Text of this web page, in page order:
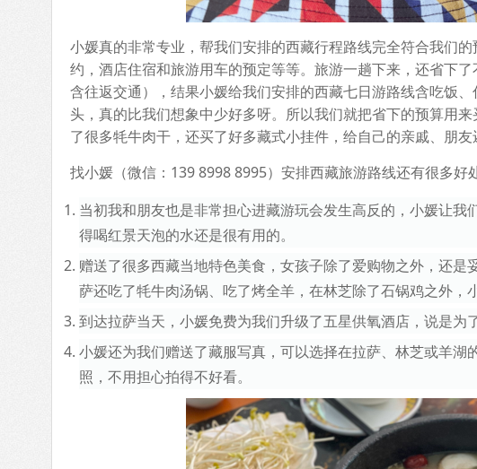
小媛真的非常专业，帮我们安排的西藏行程路线完全符合我们
约，酒店住宿和旅游用车的预定等等。旅游一趟下来，还省下
含往返交通），结果小媛给我们安排的西藏七日游路线含吃饭
头，真的比我们想象中少好多呀。所以我们就把省下的预算用
了很多牦牛肉干，还买了好多藏式小挂件，给自己的亲戚、朋友
找小媛（微信：139 8998 8995）安排西藏旅游路线还有很多好
当初我和朋友也是非常担心进藏游玩会发生高反的，小媛让
得喝红景天泡的水还是很有用的。
赠送了很多西藏当地特色美食，女孩子除了爱购物之外，还
萨还吃了牦牛肉汤锅、吃了烤全羊，在林芝除了石锅鸡之外，
到达拉萨当天，小媛免费为我们升级了五星供氧酒店，说是为
小媛还为我们赠送了藏服写真，可以选择在拉萨、林芝或羊
照，不用担心拍得不好看。